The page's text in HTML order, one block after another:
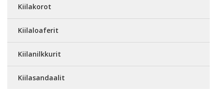
Kiilakorot
Kiilaloaferit
Kiilanilkkurit
Kiilasandaalit